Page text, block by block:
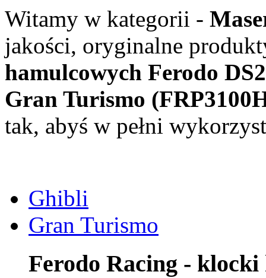
Witamy w kategorii -
jakości, oryginalne
hamulcowych Ferodo
Gran Turismo
tak, abyś w pełni
Ghibli
Gran Turismo
Ferodo Racing - klocki